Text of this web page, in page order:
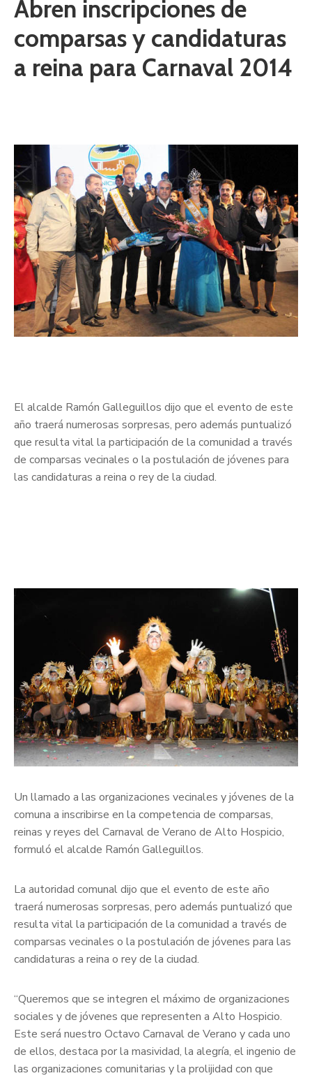
Abren inscripciones de
comparsas y candidaturas
a reina para Carnaval 2014
El alcalde Ramón Galleguillos dijo que el evento de este
año traerá numerosas sorpresas, pero además puntualizó
que resulta vital la participación de la comunidad a través
de comparsas vecinales o la postulación de jóvenes para
las candidaturas a reina o rey de la ciudad.
Un llamado a las organizaciones vecinales y jóvenes de la
comuna a inscribirse en la competencia de comparsas,
reinas y reyes del Carnaval de Verano de Alto Hospicio,
formuló el alcalde Ramón Galleguillos.
La autoridad comunal dijo que el evento de este año
traerá numerosas sorpresas, pero además puntualizó que
resulta vital la participación de la comunidad a través de
comparsas vecinales o la postulación de jóvenes para las
candidaturas a reina o rey de la ciudad.
“Queremos que se integren el máximo de organizaciones
sociales y de jóvenes que representen a Alto Hospicio.
Este será nuestro Octavo Carnaval de Verano y cada uno
de ellos, destaca por la masividad, la alegría, el ingenio de
las organizaciones comunitarias y la prolijidad con que